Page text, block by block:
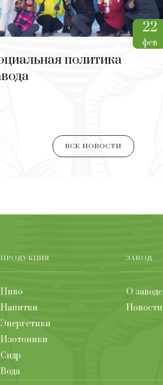
22
фев
политика
ВСЕ НОВОСТИ
ПРОДУКЦИЯ
Пиво
Напитки
Энергетики
Изотоники
Сидр
Вода
ЗАВОД
О заводе
Новости